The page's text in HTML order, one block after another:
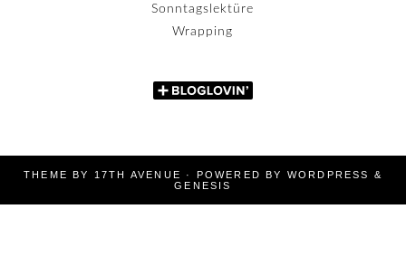
Sonntagslektüre
Wrapping
THEME BY 17TH AVENUE · POWERED BY WORDPRESS
&
GENESIS